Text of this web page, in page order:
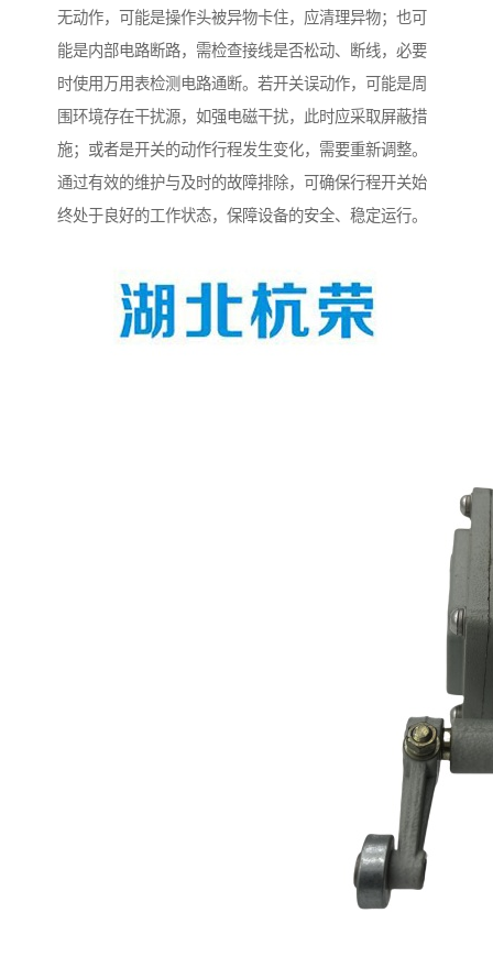
无动作，可能是操作头被异物卡住，应清理异物；也可
能是内部电路断路，需检查接线是否松动、断线，必要
时使用万用表检测电路通断。若开关误动作，可能是周
围环境存在干扰源，如强电磁干扰，此时应采取屏蔽措
施；或者是开关的动作行程发生变化，需要重新调整。
通过有效的维护与及时的故障排除，可确保行程开关始
终处于良好的工作状态，保障设备的安全、稳定运行。